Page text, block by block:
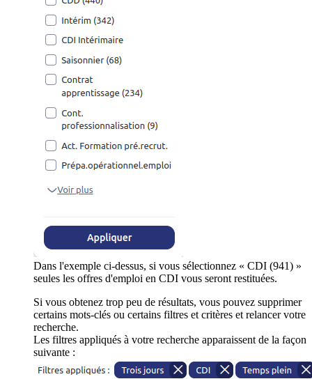
Dans l'exemple ci-dessus, si vous sélectionnez « CDI (941) »
seules les offres d'emploi en CDI vous seront restituées.
Si vous obtenez trop peu de résultats, vous pouvez supprimer
certains mots-clés ou certains filtres et critères et relancer votre
recherche.
Les filtres appliqués à votre recherche apparaissent de la façon
suivante :